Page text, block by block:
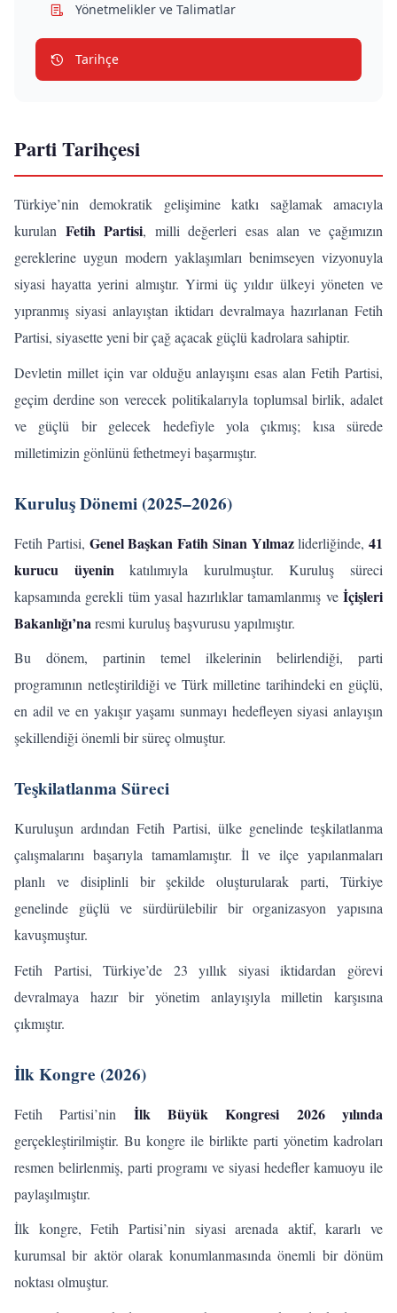
Yönetmelikler ve Talimatlar
Tarihçe
Parti Tarihçesi
Türkiye’nin demokratik gelişimine katkı sağlamak amacıyla
kurulan Fetih Partisi, milli değerleri esas alan ve çağımızın
gereklerine uygun modern yaklaşımları benimseyen vizyonuyla
siyasi hayatta yerini almıştır. Yirmi üç yıldır ülkeyi yöneten ve
yıpranmış siyasi anlayıştan iktidarı devralmaya hazırlanan Fetih
Partisi, siyasette yeni bir çağ açacak güçlü kadrolara sahiptir.
Devletin millet için var olduğu anlayışını esas alan Fetih Partisi,
geçim derdine son verecek politikalarıyla toplumsal birlik, adalet
ve güçlü bir gelecek hedefiyle yola çıkmış; kısa sürede
milletimizin gönlünü fethetmeyi başarmıştır.
Kuruluş Dönemi (2025–2026)
Fetih Partisi, Genel Başkan Fatih Sinan Yılmazliderliğinde, 41
kurucu üyenin katılımıyla kurulmuştur. Kuruluş süreci
kapsamında gerekli tüm yasal hazırlıklar tamamlanmış ve İçişleri
Bakanlığı’na resmi kuruluş başvurusu yapılmıştır.
Bu dönem, partinin temel ilkelerinin belirlendiği, parti
programının netleştirildiği ve Türk milletine tarihindeki en güçlü,
en adil ve en yakışır yaşamı sunmayı hedefleyen siyasi anlayışın
şekillendiği önemli bir süreç olmuştur.
Teşkilatlanma Süreci
Kuruluşun ardından Fetih Partisi, ülke genelinde teşkilatlanma
çalışmalarını başarıyla tamamlamıştır. İl ve ilçe yapılanmaları
planlı ve disiplinli bir şekilde oluşturularak parti, Türkiye
genelinde güçlü ve sürdürülebilir bir organizasyon yapısına
kavuşmuştur.
Fetih Partisi, Türkiye’de 23 yıllık siyasi iktidardan görevi
devralmaya hazır bir yönetim anlayışıyla milletin karşısına
çıkmıştır.
İlk Kongre (2026)
Fetih Partisi’nin İlk Büyük Kongresi 2026 yılında
gerçekleştirilmiştir. Bu kongre ile birlikte parti yönetim kadroları
resmen belirlenmiş, parti programı ve siyasi hedefler kamuoyu ile
paylaşılmıştır.
İlk kongre, Fetih Partisi’nin siyasi arenada aktif, kararlı ve
kurumsal bir aktör olarak konumlanmasında önemli bir dönüm
noktası olmuştur.